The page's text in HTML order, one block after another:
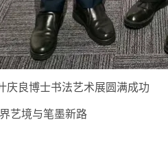
庆良博士书法艺术展圆满成功
艺境与笔墨新路